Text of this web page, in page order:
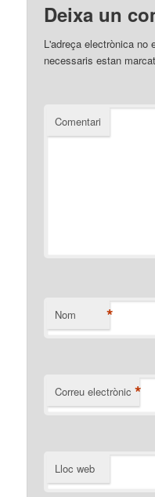
Deixa un
L'adreça electrònica no
necessaris estan
Comentari
Nom *
Correu electrònic *
Lloc web